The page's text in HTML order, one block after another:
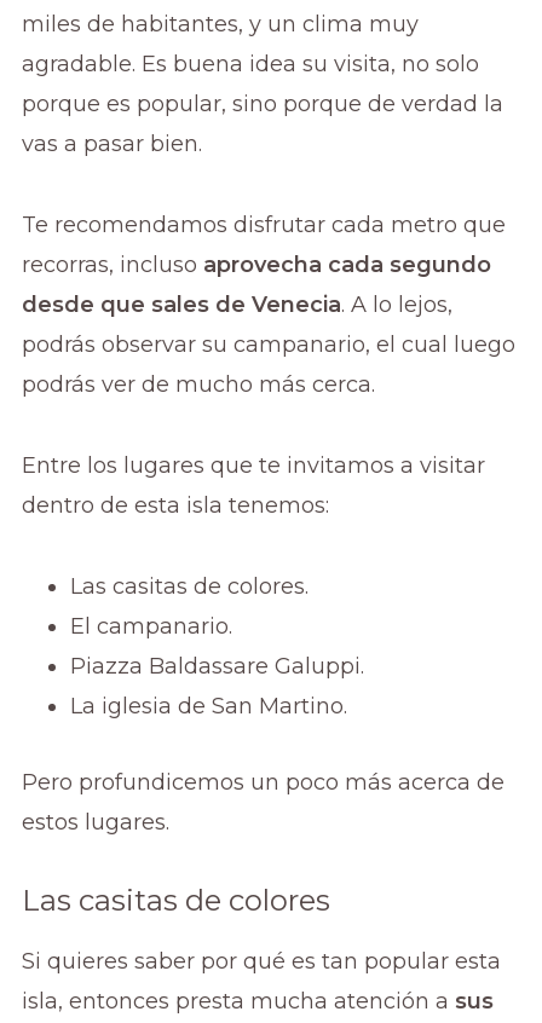
miles de habitantes, y un clima muy
agradable. Es buena idea su visita, no solo
porque es popular, sino porque de verdad la
vas a pasar bien.
Te recomendamos disfrutar cada metro que
recorras, incluso aprovecha cada segundo
desde que sales de Venecia. A lo lejos,
podrás observar su campanario, el cual luego
podrás ver de mucho más cerca.
Entre los lugares que te invitamos a visitar
dentro de esta isla tenemos:
Las casitas de colores.
El campanario.
Piazza Baldassare Galuppi.
La iglesia de San Martino.
Pero profundicemos un poco más acerca de
estos lugares.
Las casitas de colores
Si quieres saber por qué es tan popular esta
isla, entonces presta mucha atención a sus